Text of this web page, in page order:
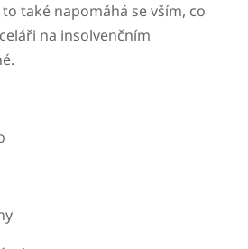
také napomáhá se vším, co
na insolvenčním